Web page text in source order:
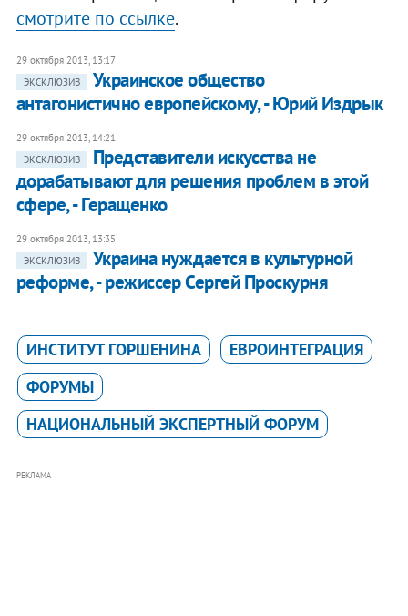
смотрите по ссылке.
29 октября 2013, 13:17
ЭКСКЛЮЗИВ
Украинское общество
антагонистично европейскому, - Юрий Издрык
29 октября 2013, 14:21
ЭКСКЛЮЗИВ
Представители искусства не
дорабатывают для решения проблем в этой
сфере, - Геращенко
29 октября 2013, 13:35
ЭКСКЛЮЗИВ
Украина нуждается в культурной
реформе, - режиссер Сергей Проскурня
ИНСТИТУТ ГОРШЕНИНА
ЕВРОИНТЕГРАЦИЯ
ФОРУМЫ
НАЦИОНАЛЬНЫЙ ЭКСПЕРТНЫЙ ФОРУМ
РЕКЛАМА